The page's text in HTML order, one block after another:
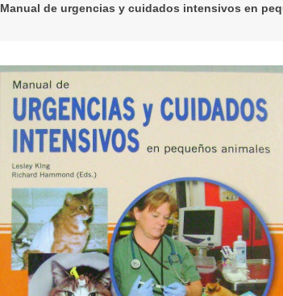
Manual de urgencias y cuidados intensivos en